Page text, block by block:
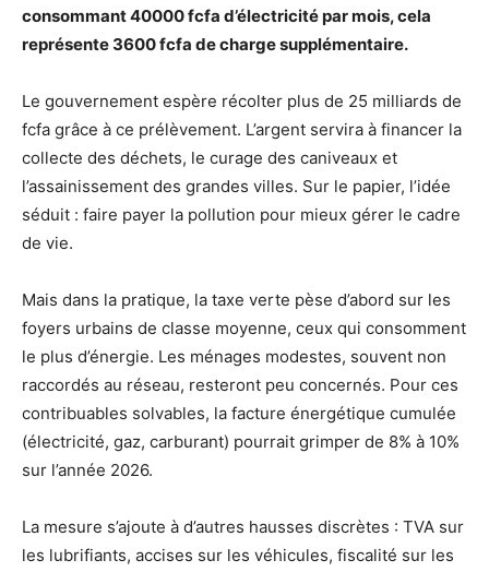
consommant 40000 fcfa d’électricité par mois, cela
représente 3600 fcfa de charge supplémentaire.
Le gouvernement espère récolter plus de 25 milliards de
fcfa grâce à ce prélèvement. L’argent servira à financer la
collecte des déchets, le curage des caniveaux et
l’assainissement des grandes villes. Sur le papier, l’idée
séduit : faire payer la pollution pour mieux gérer le cadre
de vie.
Mais dans la pratique, la taxe verte pèse d’abord sur les
foyers urbains de classe moyenne, ceux qui consomment
le plus d’énergie. Les ménages modestes, souvent non
raccordés au réseau, resteront peu concernés. Pour ces
contribuables solvables, la facture énergétique cumulée
(électricité, gaz, carburant) pourrait grimper de 8% à 10%
sur l’année 2026.
La mesure s’ajoute à d’autres hausses discrètes : TVA sur
les lubrifiants, accises sur les véhicules, fiscalité sur les